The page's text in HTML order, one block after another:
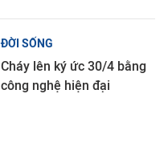
ĐỜI SỐNG
Cháy lên ký ức 30/4 bằng
công nghệ hiện đại